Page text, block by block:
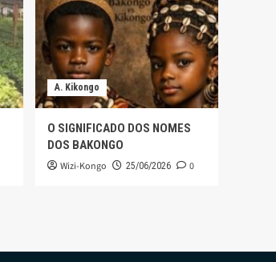
A. Kikongo
O SIGNIFICADO DOS NOMES
DOS BAKONGO
Wizi-Kongo 25/06/2026 0